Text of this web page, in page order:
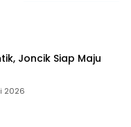
Joncik Siap Maju
2026